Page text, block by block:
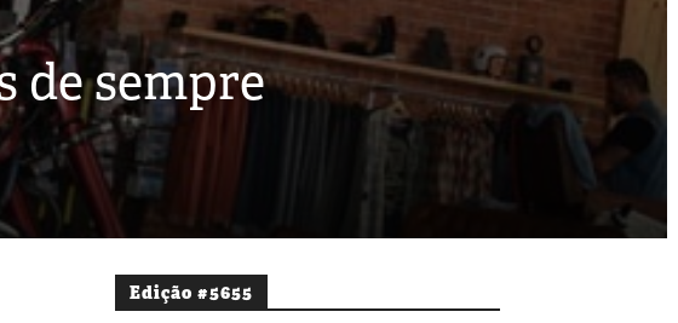
de sempre
Edição #5655